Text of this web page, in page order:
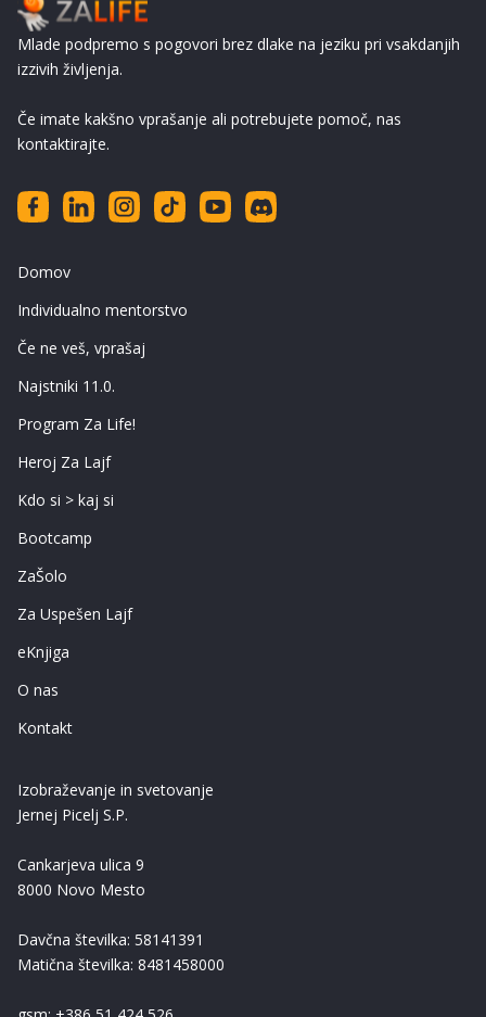
Mlade podpremo s pogovori brez dlake na jeziku pri vsakdanjih
izzivih življenja.
Če imate kakšno vprašanje ali potrebujete pomoč, nas
kontaktirajte.
Domov
Individualno mentorstvo
Če ne veš, vprašaj
Najstniki 11.0.
Program Za Life!
Heroj Za Lajf
Kdo si > kaj si
Bootcamp
ZaŠolo
Za Uspešen Lajf
eKnjiga
O nas
Kontakt
Izobraževanje in svetovanje
Jernej Picelj S.P.
Cankarjeva ulica 9
8000 Novo Mesto
Davčna številka: 58141391
Matična številka: 8481458000